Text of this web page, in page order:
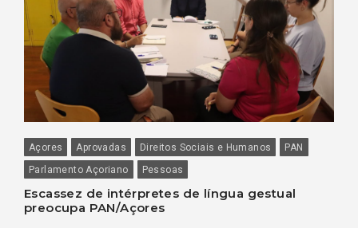
Açores Aprovadas Direitos Sociais e Humanos
PAN
Parlamento Açoriano
Pessoas
Escassez de intérpretes de língua gestual
preocupa PAN/Açores